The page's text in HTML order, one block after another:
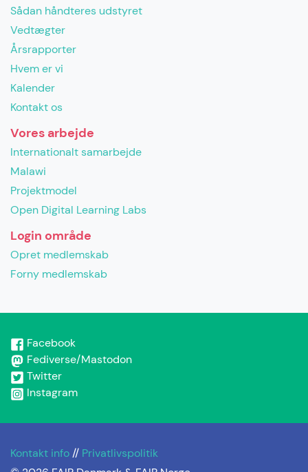
Sådan håndteres udstyret
Vedtægter
Årsrapporter
Hvem er vi
Kalender
Kontakt os
Vores arbejde
Internationalt samarbejde
Malawi
Projektmodel
Open Digital Learning Labs
Login område
Opret medlemskab
Forny medlemskab
Facebook
Fediverse/Mastodon
Twitter
Instagram
Kontakt info// Privatlivspolitik